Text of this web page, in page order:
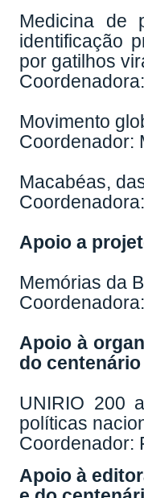
Medicina de
identificação
por gatilhos
Movimento
Coordenador:
Macabéas,
Apoio a
Memórias da
Apoio à
do centenário
UNIRIO 200
políticas
Coordenador:
Apoio à